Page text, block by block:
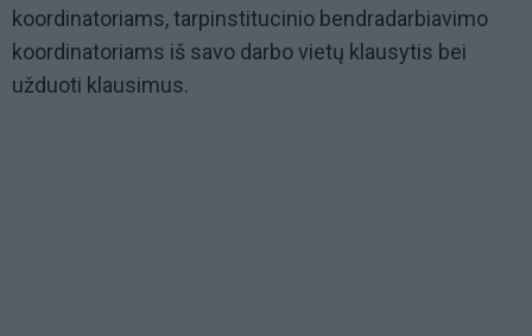
koordinatoriams, tarpinstitucinio bendradarbiavimo
koordinatoriams iš savo darbo vietų klausytis bei
užduoti klausimus.